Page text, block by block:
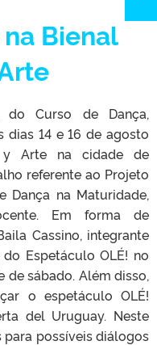
Bienal
do Curso de Dança,
dias 14 e 16 de agosto
Arte na cidade de
referente ao Projeto
Dança na Maturidade,
Em forma de
Cassino, integrante
Espetáculo OLÉ! no
de sábado. Além disso,
o espetáculo OLÉ!
del Uruguay. Neste
possíveis diálogos